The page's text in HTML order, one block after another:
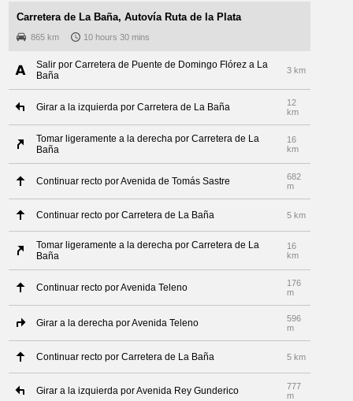
Carretera de La Baña, Autovía Ruta de la Plata
865 km 10 hours 30 mins
Salir por Carretera de Puente de Domingo Flórez a La
Baña
3 km
Girar a la izquierda por Carretera de La Baña
12
km
Tomar ligeramente a la derecha por Carretera de La
Baña
16
km
Continuar recto por Avenida de Tomás Sastre
682
m
Continuar recto por Carretera de La Baña 5 km
Tomar ligeramente a la derecha por Carretera de La
Baña
16
km
Continuar recto por Avenida Teleno
176
m
Girar a la derecha por Avenida Teleno
596
m
Continuar recto por Carretera de La Baña 5 km
Girar a la izquierda por Avenida Rey Gunderico
777
m